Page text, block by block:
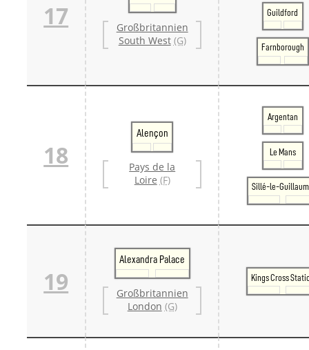
17
Großbritannien
South West (G)
Guildford
Farnborough
18
Alençon
Pays de la
Loire (F)
Argentan
Le Mans
Sillé-le-
19
Alexandra Palace
Großbritannien
London (G)
Kings Cross